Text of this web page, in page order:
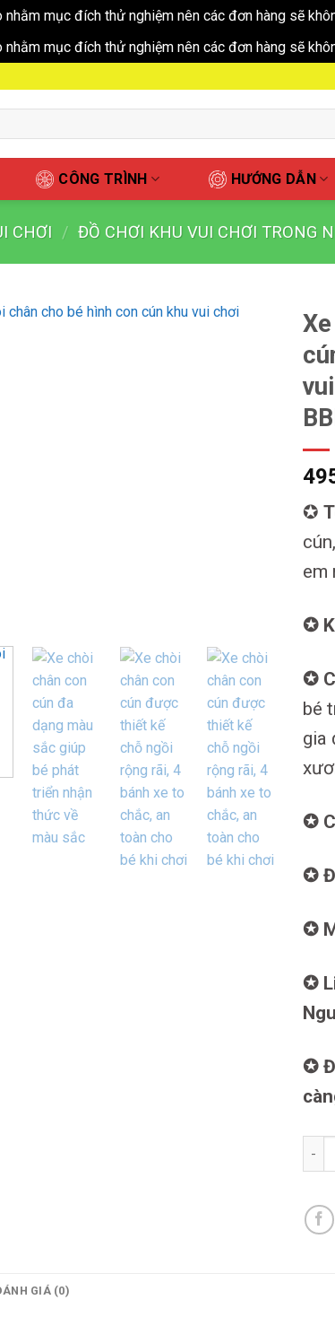
mục đích thử nghiệm nên các đơn hàng sẽ
mục đích thử nghiệm nên các đơn hàng sẽ
CÔNG TRÌNH HƯỚNG DẪN
CHƠI / ĐỒ CHƠI KHU VUI CHƠI TRONG
✪
em
✪
✪
bé
gia
✪
✪
✪
✪
✪
Xe
GIÁ (0)